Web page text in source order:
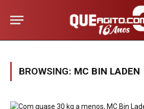
BROWSING: MC BIN LADEN